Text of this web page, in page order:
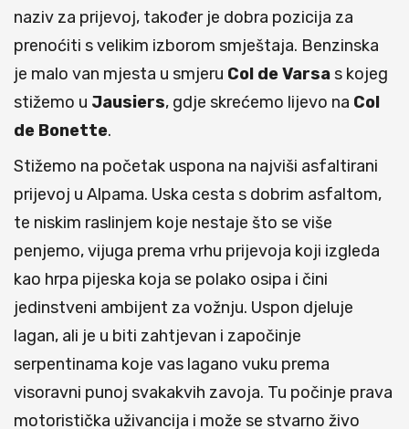
naziv za prijevoj, također je dobra pozicija za
prenoćiti s velikim izborom smještaja. Benzinska
je malo van mjesta u smjeru Col de Varsas kojeg
stižemo u Jausiers, gdje skrećemo lijevo na Col
de Bonette.
Stižemo na početak uspona na najviši asfaltirani
prijevoj u Alpama. Uska cesta s dobrim asfaltom,
te niskim raslinjem koje nestaje što se više
penjemo, vijuga prema vrhu prijevoja koji izgleda
kao hrpa pijeska koja se polako osipa i čini
jedinstveni ambijent za vožnju. Uspon djeluje
lagan, ali je u biti zahtjevan i započinje
serpentinama koje vas lagano vuku prema
visoravni punoj svakakvih zavoja. Tu počinje prava
motoristička uživancija i može se stvarno živo